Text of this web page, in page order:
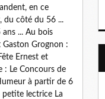
en ce
du côté du 56 ...
ans ... Au bois
Grognon :
Ernest et
: Le Concours de
à partir de 6
petite lectrice La